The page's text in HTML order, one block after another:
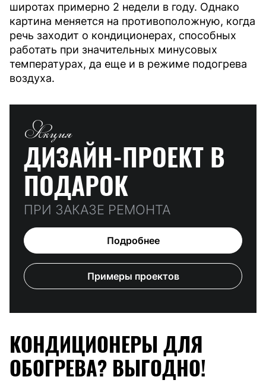
широтах примерно 2 недели в году. Однако
картина меняется на противоположную, когда
речь заходит о кондиционерах, способных
работать при значительных минусовых
температурах, да еще и в режиме подогрева
воздуха.
Акция
ДИЗАЙН-ПРОЕКТ В
ПОДАРОК
ПРИ ЗАКАЗЕ РЕМОНТА
Подробнее
Примеры проектов
КОНДИЦИОНЕРЫ ДЛЯ
ОБОГРЕВА? ВЫГОДНО!